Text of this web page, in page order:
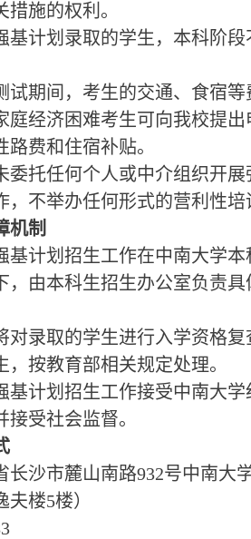
施的权利。
基计划录取的学生，本科阶
试期间，考生的交通、食宿
庭经济困难考生可向我校提
费和住宿补贴。
委托任何个人或中介组织开
，不举办任何形式的营利性培
机制
基计划招生工作在中南大学
，由本科生招生办公室负责
对录取的学生进行入学资格
按教育部相关规定处理。
基计划招生工作接受中南大
受社会监督。
长沙市麓山南路932号中南大
楼5楼）